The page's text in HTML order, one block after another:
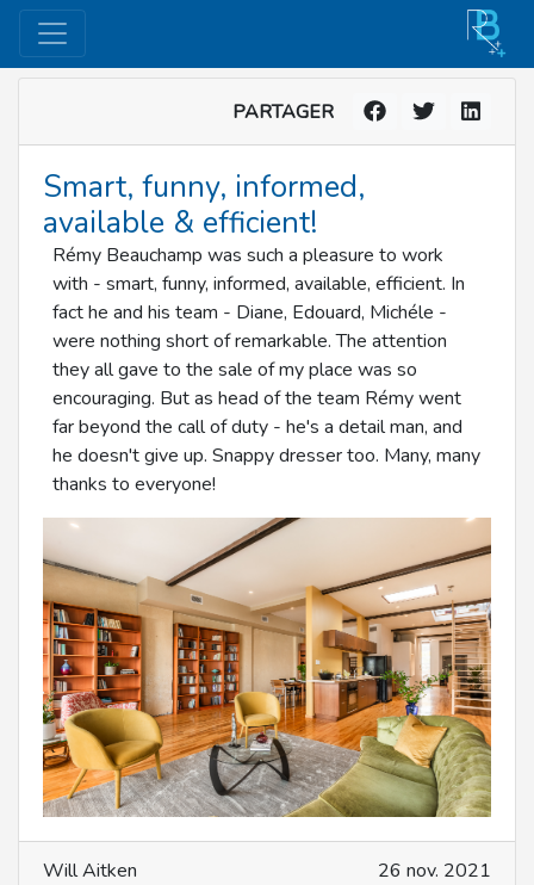
PARTAGER
Smart, funny, informed,
available & efficient!
Rémy Beauchamp was such a pleasure to work
with - smart, funny, informed, available, efficient. In
fact he and his team - Diane, Edouard, Michéle -
were nothing short of remarkable. The attention
they all gave to the sale of my place was so
encouraging. But as head of the team Rémy went
far beyond the call of duty - he's a detail man, and
he doesn't give up. Snappy dresser too. Many, many
thanks to everyone!
Will Aitken 26 nov. 2021